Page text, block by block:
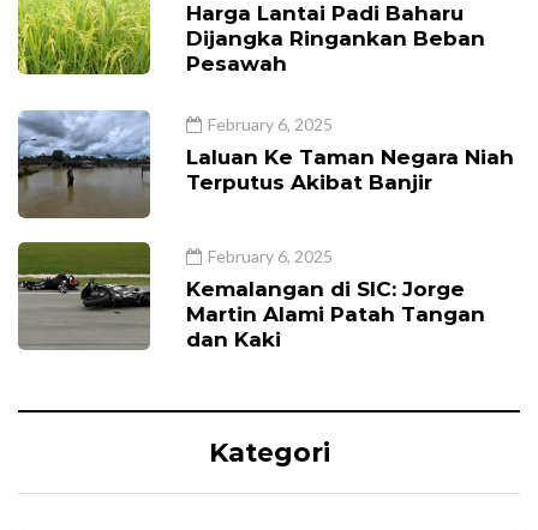
Harga Lantai Padi Baharu
Dijangka Ringankan Beban
Pesawah
February 6, 2025
Laluan Ke Taman Negara Niah
Terputus Akibat Banjir
February 6, 2025
Kemalangan di SIC: Jorge
Martin Alami Patah Tangan
dan Kaki
Kategori